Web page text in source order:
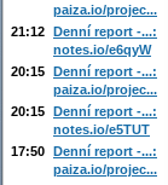
paiza.io/projec...
21:12 Denní report -...:
notes.io/e6qyW
20:15 Denní report -...:
paiza.io/projec...
20:15 Denní report -...:
notes.io/e5TUT
17:50 Denní report -...:
paiza.io/projec...